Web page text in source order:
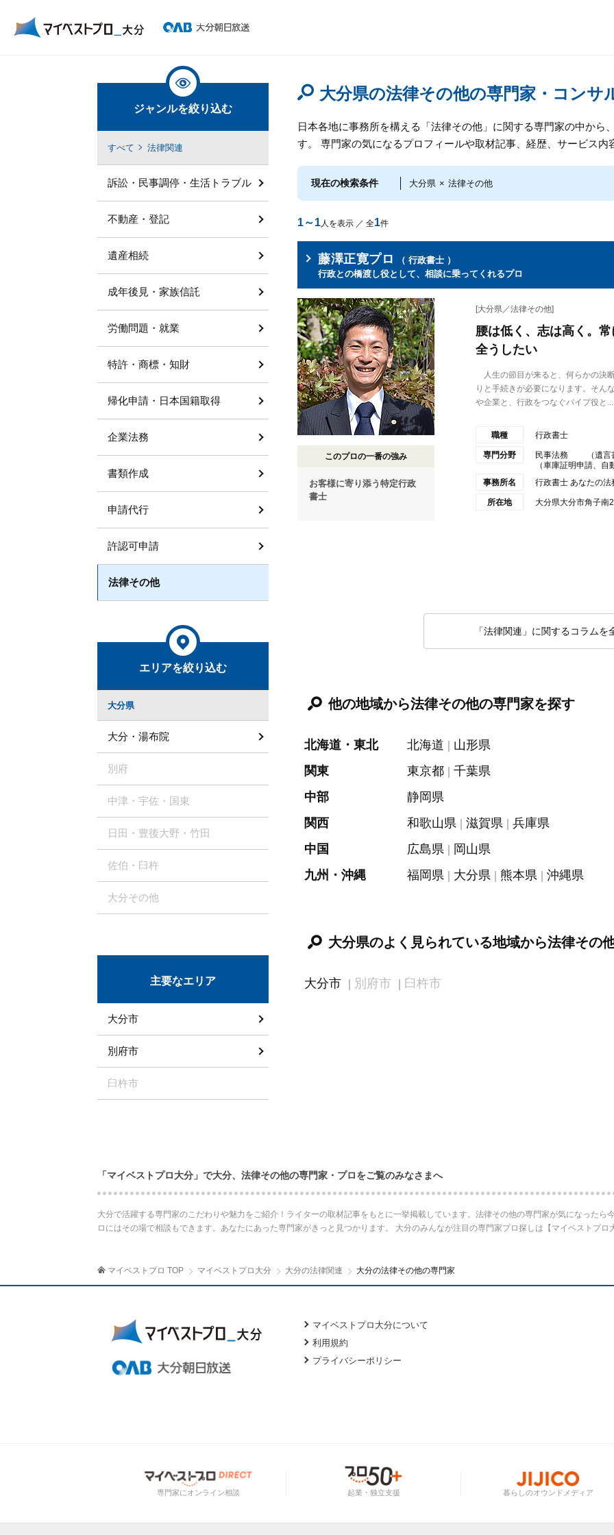
大分県の法律その他の専門家・コンサ
日本各地に事務所を構える「法律その他」に関する専門家の中から
す。 専門家の気になるプロフィールや取材記事、経歴、サービス内
現在の検索条件 大分県 × 法律その他
1～1人を表示 ／ 全1件
藤澤正寛プロ
（ 行政書士 ）
行政との橋渡し役として、相談に乗ってくれるプロ
このプロの一番の強み
お客様に寄り添う特定行政
書士
[大分県／法律その他]
腰は低く、志は高く。
全うしたい
人生の節目が来ると、何らかの決
りと手続きが必要になります。そん
や企業と、行政をつなぐパイプ役と...
職種 行政書士
専門分野
民事法務 （遺言書
（車庫証明申請、自
事務所名
行政書士 あなたの法
所在地 大分県大分市角子南
「法律関連」に関するコラムを
他の地域から法律その他の専門家を探す
北海道・東北 北海道
山形県
関東
東京都
千葉県
中部
静岡県
関西
和歌山県 滋賀県
兵庫県
中国
広島県
岡山県
九州・沖縄
福岡県 大分県 熊本県 沖縄県
大分県のよく見られている地域から法律その
大分市 別府市 臼杵市
ジャンルを絞り込む
すべて 法律関連
訴訟・民事調停・生活トラブル
不動産・登記
遺産相続
成年後見・家族信託
労働問題・就業
特許・商標・知財
帰化申請・日本国籍取得
企業法務
書類作成
申請代行
許認可申請
法律その他
エリアを絞り込む
大分県
大分・湯布院
別府
中津・宇佐・国東
日田・豊後大野・竹田
佐伯・臼杵
大分その他
主要なエリア
大分市
別府市
臼杵市
「マイベストプロ大分」で大分、法律その他の専門家・プロをご覧のみなさまへ
大分で活躍する専門家のこだわりや魅力をご紹介！ライターの取材記事をもとに一挙掲載しています。法律その他の専門家が気になったら
ロにはその場で相談もできます。あなたにあった専門家がきっと見つかります。 大分のみんなが注目の専門家プロ探しは【マイベストプロ
マイベストプロ TOP マイベストプロ大分 大分の法律関連 大分の法律その他の専門家
マイベストプロ大分について
利用規約
プライバシーポリシー
専門家にオンライン相談 起業・独立支援 暮らしのオウンドメディア